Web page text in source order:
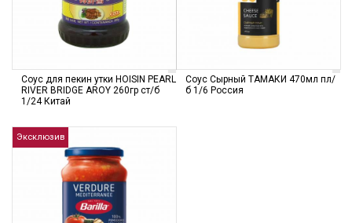
Соус для пекин утки HOISIN PEARL
RIVER BRIDGE AROY 260гр ст/б
1/24 Китай
Соус Сырный ТАМАКИ 470мл пл/
б 1/6 Россия
Эксклюзив